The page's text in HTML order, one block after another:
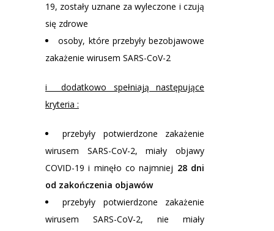
19, zostały uznane za wyleczone i czują
się zdrowe
osoby, które przebyły bezobjawowe
zakażenie wirusem SARS-CoV-2
i dodatkowo spełniają następujące
kryteria :
przebyły potwierdzone zakażenie
wirusem SARS-CoV-2, miały objawy
COVID-19 i minęło co najmniej 28 dni
od zakończenia objawów
przebyły potwierdzone zakażenie
wirusem SARS-CoV-2, nie miały